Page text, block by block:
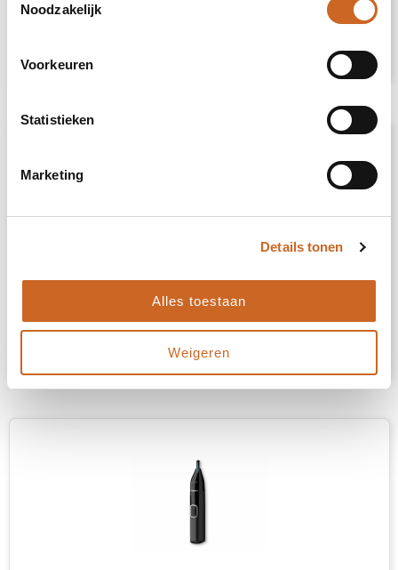
Noodzakelijk
Voorkeuren
Statistieken
Marketing
Details tonen
Alles toestaan
Weigeren
Paraplu's
Bekijk categorie